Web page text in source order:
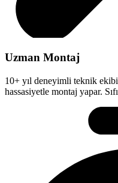
Uzman Montaj
10+ yıl deneyimli teknik
hassasiyetle montaj yapar.